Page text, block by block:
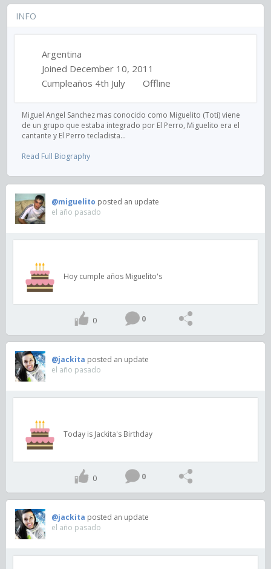
INFO
Argentina
Joined December 10, 2011
Cumpleaños 4th July
Offline
Miguel Angel Sanchez mas conocido como Miguelito (Toti) viene
de un grupo que estaba integrado por El Perro, Miguelito era el
cantante y El Perro tecladista...
Read Full Biography
@miguelito posted an update
el año pasado
Hoy cumple años Miguelito's
0 0
@jackita posted an update
el año pasado
Today is Jackita's Birthday
0 0
@jackita posted an update
el año pasado